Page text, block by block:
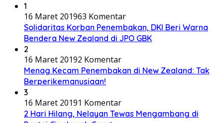
1
16 Maret 201963 Komentar
Solidaritas Korban Penembakan, DKI Beri Warna
Bendera New Zealand di JPO GBK
2
16 Maret 20192 Komentar
Menag Kecam Penembakan di New Zealand: Tak
Berperikemanusiaan!
3
16 Maret 20191 Komentar
2 Hari Hilang, Nelayan Tewas Mengambang di